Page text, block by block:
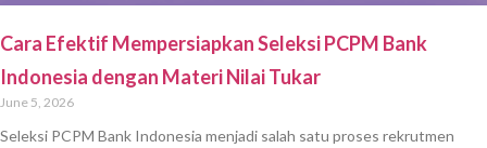
Cara Efektif Mempersiapkan Seleksi PCPM Bank
Indonesia dengan Materi Nilai Tukar
June 5, 2026
Seleksi PCPM Bank Indonesia menjadi salah satu proses rekrutmen